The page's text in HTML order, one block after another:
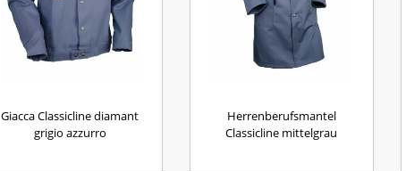
Giacca Classicline diamant
grigio azzurro
Herrenberufsmantel
Classicline mittelgrau